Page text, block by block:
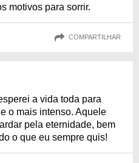
motivos para sorrir.
COMPARTILHAR
a vida toda para
o mais intenso. Aquele
pela eternidade, bem
o que eu sempre quis!